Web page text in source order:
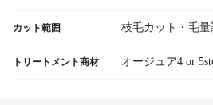
カット範囲 枝毛カット・毛
トリートメント商材 オージュア4 or